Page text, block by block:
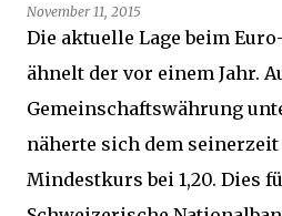
November 11, 2015
Die aktuelle Lage beim
ähnelt der vor einem Jahr.
Gemeinschaftswährung
näherte sich dem
Mindestkurs bei 1,20. Dies